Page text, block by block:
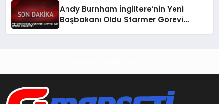
Andy Burnham İngiltere’nin Yeni
Başbakanı Oldu Starmer Görevi